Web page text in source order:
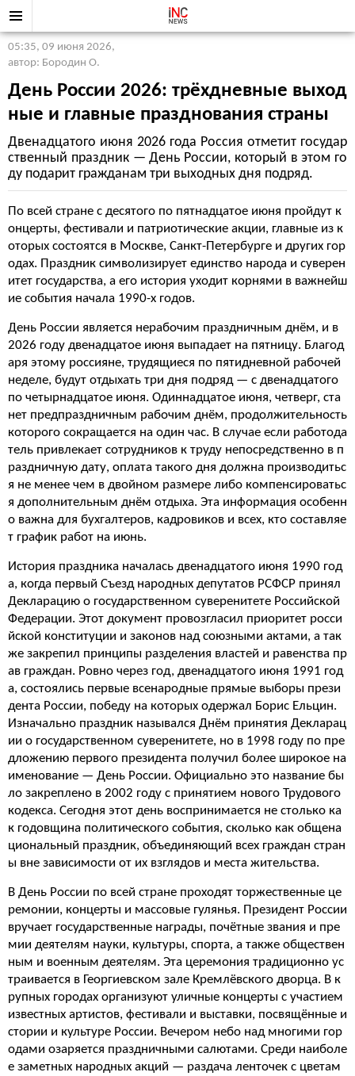
05:35, 09 июня 2026,
автор: Бородин О.
День России 2026: трёхдневные выход
ные и главные празднования страны
Двенадцатого июня 2026 года Россия отметит государ
ственный праздник — День России, который в этом го
ду подарит гражданам три выходных дня подряд.
По всей стране с десятого по пятнадцатое июня пройдут к
онцерты, фестивали и патриотические акции, главные из к
оторых состоятся в Москве, Санкт-Петербурге и других гор
одах. Праздник символизирует единство народа и суверен
итет государства, а его история уходит корнями в важнейш
ие события начала 1990-х годов.
День России является нерабочим праздничным днём, и в
2026 году двенадцатое июня выпадает на пятницу. Благод
аря этому россияне, трудящиеся по пятидневной рабочей
неделе, будут отдыхать три дня подряд — с двенадцатого
по четырнадцатое июня. Одиннадцатое июня, четверг, ста
нет предпраздничным рабочим днём, продолжительность
которого сокращается на один час. В случае если работода
тель привлекает сотрудников к труду непосредственно в п
раздничную дату, оплата такого дня должна производитьс
я не менее чем в двойном размере либо компенсироватьс
я дополнительным днём отдыха. Эта информация особенн
о важна для бухгалтеров, кадровиков и всех, кто составляе
т график работ на июнь.
История праздника началась двенадцатого июня 1990 год
а, когда первый Съезд народных депутатов РСФСР принял
Декларацию о государственном суверенитете Российской
Федерации. Этот документ провозгласил приоритет росси
йской конституции и законов над союзными актами, а так
же закрепил принципы разделения властей и равенства пр
ав граждан. Ровно через год, двенадцатого июня 1991 год
а, состоялись первые всенародные прямые выборы прези
дента России, победу на которых одержал Борис Ельцин.
Изначально праздник назывался Днём принятия Декларац
ии о государственном суверенитете, но в 1998 году по пре
дложению первого президента получил более широкое на
именование — День России. Официально это название бы
ло закреплено в 2002 году с принятием нового Трудового
кодекса. Сегодня этот день воспринимается не столько ка
к годовщина политического события, сколько как общена
циональный праздник, объединяющий всех граждан стран
ы вне зависимости от их взглядов и места жительства.
В День России по всей стране проходят торжественные це
ремонии, концерты и массовые гулянья. Президент России
вручает государственные награды, почётные звания и пре
мии деятелям науки, культуры, спорта, а также обществен
ным и военным деятелям. Эта церемония традиционно ус
траивается в Георгиевском зале Кремлёвского дворца. В к
рупных городах организуют уличные концерты с участием
известных артистов, фестивали и выставки, посвящённые и
стории и культуре России. Вечером небо над многими гор
одами озаряется праздничными салютами. Среди наиболе
е заметных народных акций — раздача ленточек с цветам